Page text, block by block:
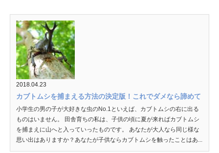
2018.04.23
カブトムシを捕まえる方法の決定版！これでダメなら諦めて
小学生の男の子が大好きな虫のNo.1といえば、カブトムシの右に出る
ものはいません。 田舎育ちの私は、子供の頃に夏が来ればカブトムシ
を捕まえに山へと入っていったものです。 あなたが大人なら同じ様な
思い出はありますか？あなたが子供ならカブトムシを触ったことはあ...